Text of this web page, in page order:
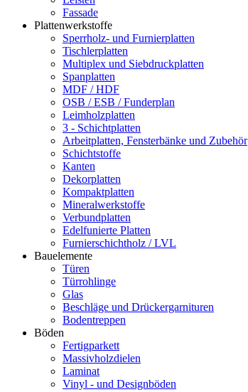
Fassade
Plattenwerkstoffe
Sperrholz- und Furnierplatten
Tischlerplatten
Multiplex und Siebdruckplatten
Spanplatten
MDF / HDF
OSB / ESB / Funderplan
Leimholzplatten
3 - Schichtplatten
Arbeitplatten, Fensterbänke und Zubehör
Schichtstoffe
Kanten
Dekorplatten
Kompaktplatten
Mineralwerkstoffe
Verbundplatten
Edelfunierte Platten
Furnierschichtholz / LVL
Bauelemente
Türen
Türrohlinge
Glas
Beschläge und Drückergarnituren
Bodentreppen
Böden
Fertigparkett
Massivholzdielen
Laminat
Vinyl - und Designböden